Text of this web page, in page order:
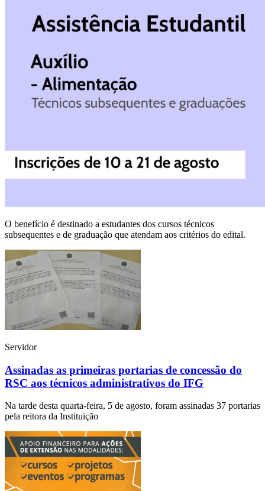
O benefício é destinado a estudantes dos cursos técnicos
subsequentes e de graduação que atendam aos critérios do edital.
Servidor
Assinadas as primeiras portarias de concessão do
RSC aos técnicos administrativos do IFG
Na tarde desta quarta-feira, 5 de agosto, foram assinadas 37 portarias
pela reitora da Instituição